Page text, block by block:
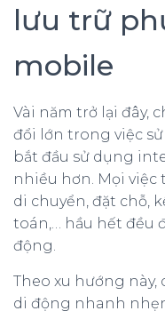
lưu trữ
mobile
Vài năm trở lại đây,
đổi lớn trong việc
bắt đầu sử dụng
nhiều hơn. Mọi việc
di chuyển, đặt chỗ,
toán,… hầu hết đều
động.
Theo xu hướng
di động nhanh